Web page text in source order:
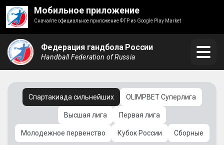
Мобильное приложение
Скачайте официальное приложение ФГР из Google Play Market
Федерация гандбола России
Handball Federation of Russia
Спартакиада сильнейших OLIMPBET Суперлига
Высшая лига Первая лига
Молодежное первенство Кубок России Сборные